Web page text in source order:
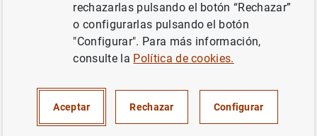
Serie: Boletín Económico.
TIPOS DE CAMBIO
rechazarlas pulsando el botón “Rechazar”
o configurarlas pulsando el botón
"Configurar". Para más información,
consulte la Política de cookies.
Aceptar Rechazar Configurar